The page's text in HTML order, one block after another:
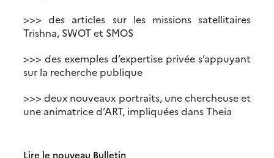
>>> des articles sur les missions satellitaires
Trishna, SWOT et SMOS
>>> des exemples d’expertise privée s’appuyant
sur la recherche publique
>>> deux nouveaux portraits, une chercheuse et
une animatrice d’ART, impliquées dans Theia
Lire le nouveau Bulletin